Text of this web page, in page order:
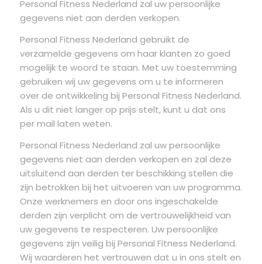
Personal Fitness Nederland zal uw persoonlijke
gegevens niet aan derden verkopen.
Personal Fitness Nederland gebruikt de
verzamelde gegevens om haar klanten zo goed
mogelijk te woord te staan. Met uw toestemming
gebruiken wij uw gegevens om u te informeren
over de ontwikkeling bij Personal Fitness Nederland.
Als u dit niet langer op prijs stelt, kunt u dat ons
per mail laten weten.
Personal Fitness Nederland zal uw persoonlijke
gegevens niet aan derden verkopen en zal deze
uitsluitend aan derden ter beschikking stellen die
zijn betrokken bij het uitvoeren van uw programma.
Onze werknemers en door ons ingeschakelde
derden zijn verplicht om de vertrouwelijkheid van
uw gegevens te respecteren. Uw persoonlijke
gegevens zijn veilig bij Personal Fitness Nederland.
Wij waarderen het vertrouwen dat u in ons stelt en